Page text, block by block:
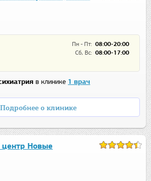
Пн - Пт: 08:00-20:00
Сб, Вс: 08:00-17:00
в клинике 1 врач
Подробнее о клинике
Новые